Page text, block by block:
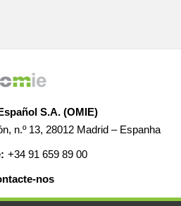
S.A. (OMIE)
n.º 13, 28012 Madrid – Espanha
+34 91 659 89 00
nos